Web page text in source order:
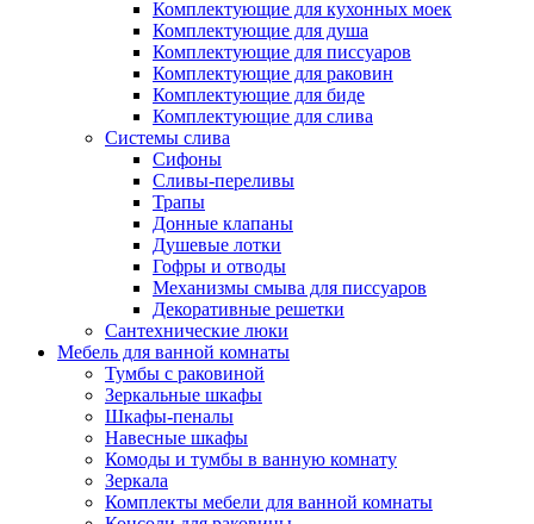
Комплектующие для кухонных моек
Комплектующие для душа
Комплектующие для писсуаров
Комплектующие для раковин
Комплектующие для биде
Комплектующие для слива
Системы слива
Сифоны
Сливы-переливы
Трапы
Донные клапаны
Душевые лотки
Гофры и отводы
Механизмы смыва для писсуаров
Декоративные решетки
Сантехнические люки
Мебель для ванной комнаты
Тумбы с раковиной
Зеркальные шкафы
Шкафы-пеналы
Навесные шкафы
Комоды и тумбы в ванную комнату
Зеркала
Комплекты мебели для ванной комнаты